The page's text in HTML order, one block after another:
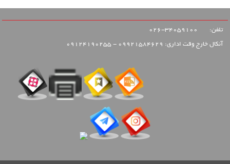
تلفن:
آنکال خارج وقت اداری: 09921584629 - 09124190255